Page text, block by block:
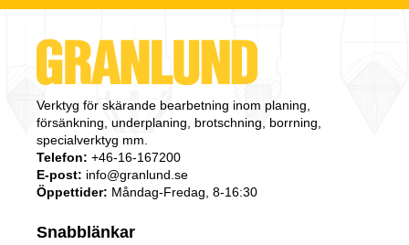
Verktyg för skärande bearbetning inom planing,
försänkning, underplaning, brotschning, borrning,
specialverktyg mm.
Telefon: +46-16-167200
E-post: info@granlund.se
Öppettider: Måndag-Fredag, 8-16:30
Snabblänkar